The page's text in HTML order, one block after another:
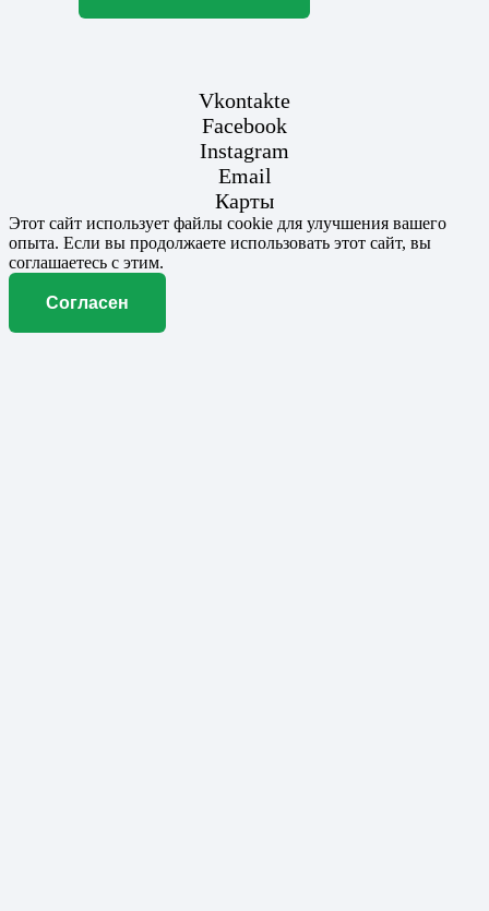
Vkontakte
Facebook
Instagram
Email
Карты
Этот сайт использует файлы cookie для улучшения вашего
опыта. Если вы продолжаете использовать этот сайт, вы
соглашаетесь с этим.
Согласен